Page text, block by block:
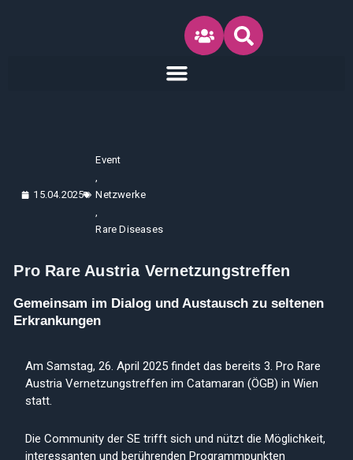
15.04.2025
Event
Netzwerke
Rare Diseases
Pro Rare Austria Vernetzungstreffen
Gemeinsam im Dialog und Austausch zu seltenen
Erkrankungen
Am Samstag, 26. April 2025 findet das bereits 3. Pro Rare
Austria Vernetzungstreffen im Catamaran (ÖGB) in Wien
statt.
Die Community der SE trifft sich und nützt die Möglichkeit,
interessanten und berührenden Programmpunkten